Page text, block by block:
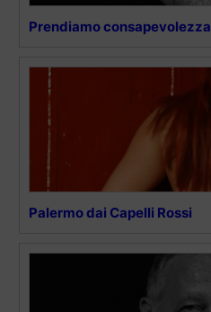
Prendiamo consapevolezza
Palermo dai Capelli Rossi